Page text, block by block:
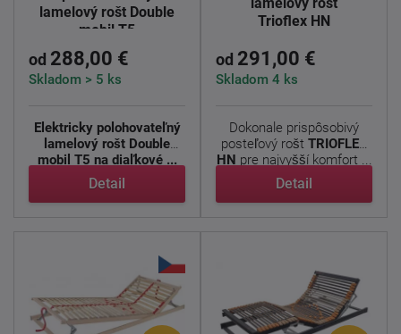
lamelový rošt Double
mobil T5
od 288,00 €
Skladom > 5 ks
Elektricky polohovateľný
lamelový rošt Double
mobil T5 na diaľkové ...
Detail
Trioflex HN
od 291,00 €
Skladom 4 ks
Dokonale prispôsobivý
posteľový rošt TRIOFLEX
HN pre najvyšší komfort ...
Detail